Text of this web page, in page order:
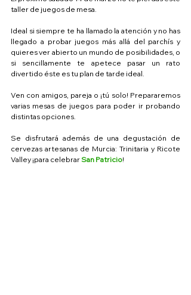
taller de juegos de mesa.
Ideal si siempre te ha llamado la atención y no has
llegado a probar juegos más allá del parchís y
quieres ver abierto un mundo de posibilidades, o
si sencillamente te apetece pasar un rato
divertido éste es tu plan de tarde ideal.
Ven con amigos, pareja o ¡tú solo! Prepararemos
varias mesas de juegos para poder ir probando
distintas opciones.
Se disfrutará además de una degustación de
cervezas artesanas de Murcia: Trinitaria y Ricote
Valley ¡para celebrar San Patricio!